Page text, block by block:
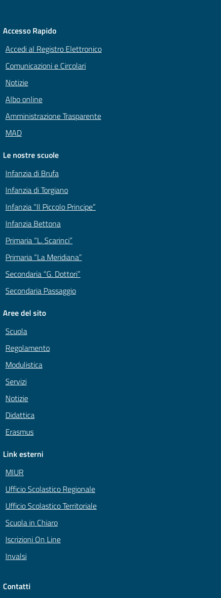
Accesso Rapido
Accedi al Registro Elettronico
Comunicazioni e Circolari
Notizie
Albo online
Amministrazione Trasparente
MAD
Le nostre scuole
Infanzia di Brufa
Infanzia di Torgiano
Infanzia “Il Piccolo Principe”
Infanzia Bettona
Primaria “L. Scarinci”
Primaria “La Meridiana”
Secondaria “G. Dottori”
Secondaria Passaggio
Aree del sito
Scuola
Regolamento
Modulistica
Servizi
Notizie
Didattica
Erasmus
Link esterni
MIUR
Ufficio Scolastico Regionale
Ufficio Scolastico Territoriale
Scuola in Chiaro
Iscrizioni On Line
Invalsi
Contatti